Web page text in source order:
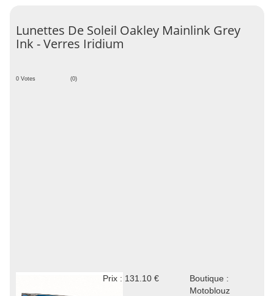
Lunettes De Soleil Oakley Mainlink Grey
Ink - Verres Iridium
0 Votes (0)
Prix : 131.10 €
Boutique :
Motoblouz